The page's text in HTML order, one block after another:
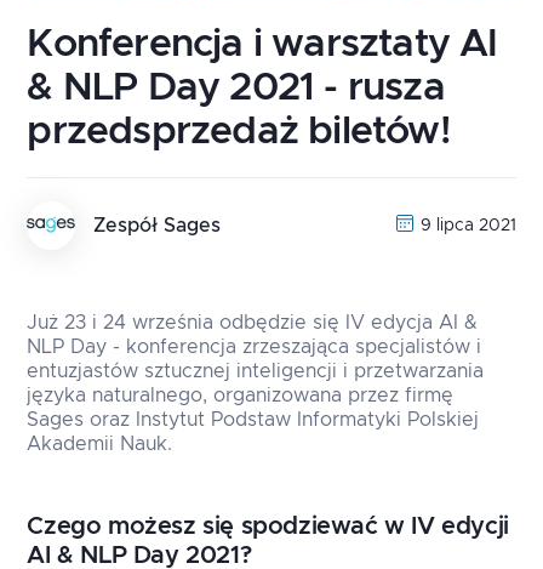
Konferencja i warsztaty AI
& NLP Day 2021 - rusza
przedsprzedaż biletów!
Zespół Sages 9 lipca 2021
Już 23 i 24 września odbędzie się IV edycja AI &
NLP Day - konferencja zrzeszająca specjalistów i
entuzjastów sztucznej inteligencji i przetwarzania
języka naturalnego, organizowana przez firmę
Sages oraz Instytut Podstaw Informatyki Polskiej
Akademii Nauk.
Czego możesz się spodziewać w IV edycji
AI & NLP Day 2021?